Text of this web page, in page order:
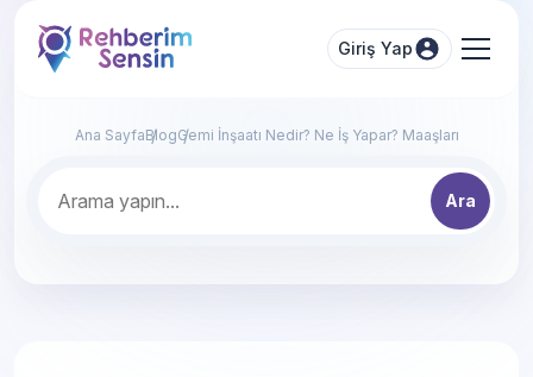
Giriş Yap
Ana SayfaBlogGemi İnşaatı Nedir? Ne İş Yapar? Maaşları
Ara